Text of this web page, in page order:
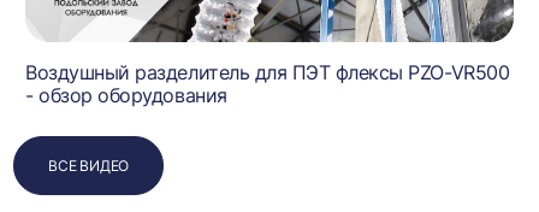
Воздушный разделитель для ПЭТ флексы PZO-VR500
- обзор оборудования
ВСЕ ВИДЕО